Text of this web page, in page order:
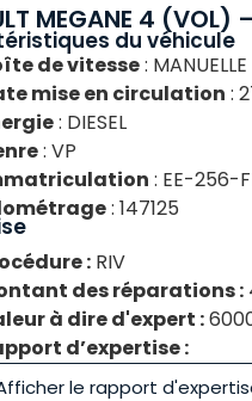
MEGANE 4
du véhicule
de vitesse: MANUELLE
mise en circulation :
: DIESEL
: VP
: EE-256-
: 147125
:RIV
des réparations :
à dire d'expert :
d’expertise :
le rapport